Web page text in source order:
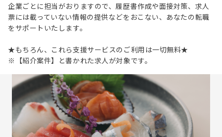
企業ごとに担当がおりますので、履歴書作成や面接対策、求人
票には載っていない情報の提供などをおこない、あなたの転職
をサポートいたします。
★もちろん、これら支援サービスのご利用は一切無料★
※【紹介案件】と書かれた求人が対象です。